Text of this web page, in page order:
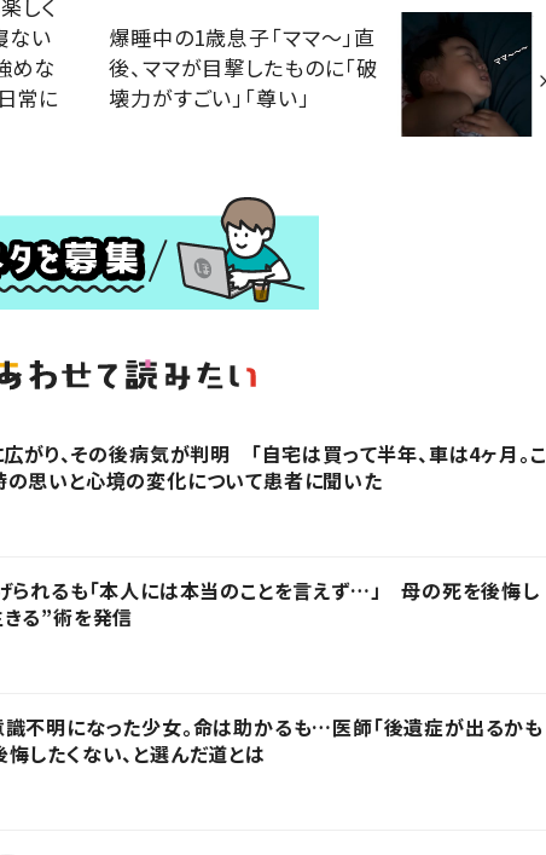
しく
ない
めな
常に
爆睡中の1歳息子「ママ～」直
後、ママが目撃したものに「破
壊力がすごい」「尊い」
がり、その後病気が判明 「自宅は買って半年、車は4ヶ月。こ
思いと心境の変化について患者に聞いた
られるも「本人には本当のことを言えず…」 母の死を後悔し
る”術を発信
不明になった少女。命は助かるも…医師「後遺症が出るかも
したくない、と選んだ道とは